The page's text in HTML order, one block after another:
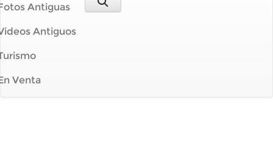
Antiguas
Antiguos
Venta